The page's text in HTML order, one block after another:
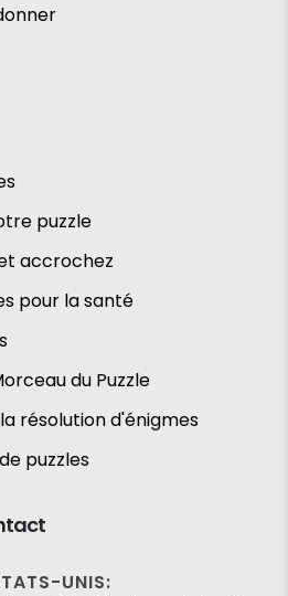
puzzle
accrochez
pour la santé
du Puzzle
résolution d'énigmes
puzzles
UNIS: